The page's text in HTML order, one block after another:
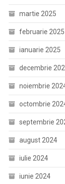
martie 2025
februarie 2025
ianuarie 2025
decembrie
noiembrie
octombrie
septembrie
august 2024
iulie 2024
iunie 2024